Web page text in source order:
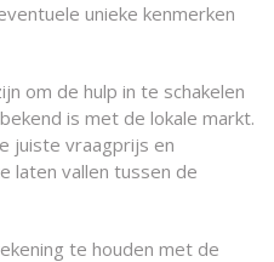
unieke kenmerken
om de hulp in te schakelen
is met de lokale markt.
juiste vraagprijs en
laten vallen tussen de
te houden met de